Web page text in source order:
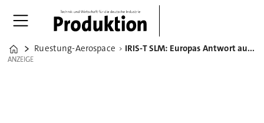
Home
Ruestung-Aerospace IRIS-T SLM: Europas Antwort auf moderne Luftbedrohungen
ANZEIGE
ANZEIGE